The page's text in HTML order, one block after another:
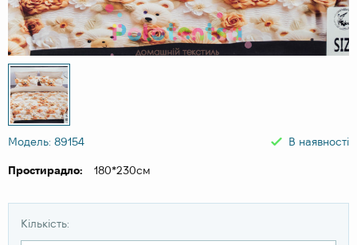
Модель: 89154 В наявності
Простирадло: 180*230см
Кількість: